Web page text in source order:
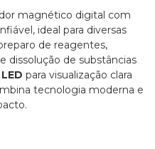
magnético digital com
ideal para diversas
de reagentes,
dissolução de substâncias
para visualização clara
tecnologia moderna e